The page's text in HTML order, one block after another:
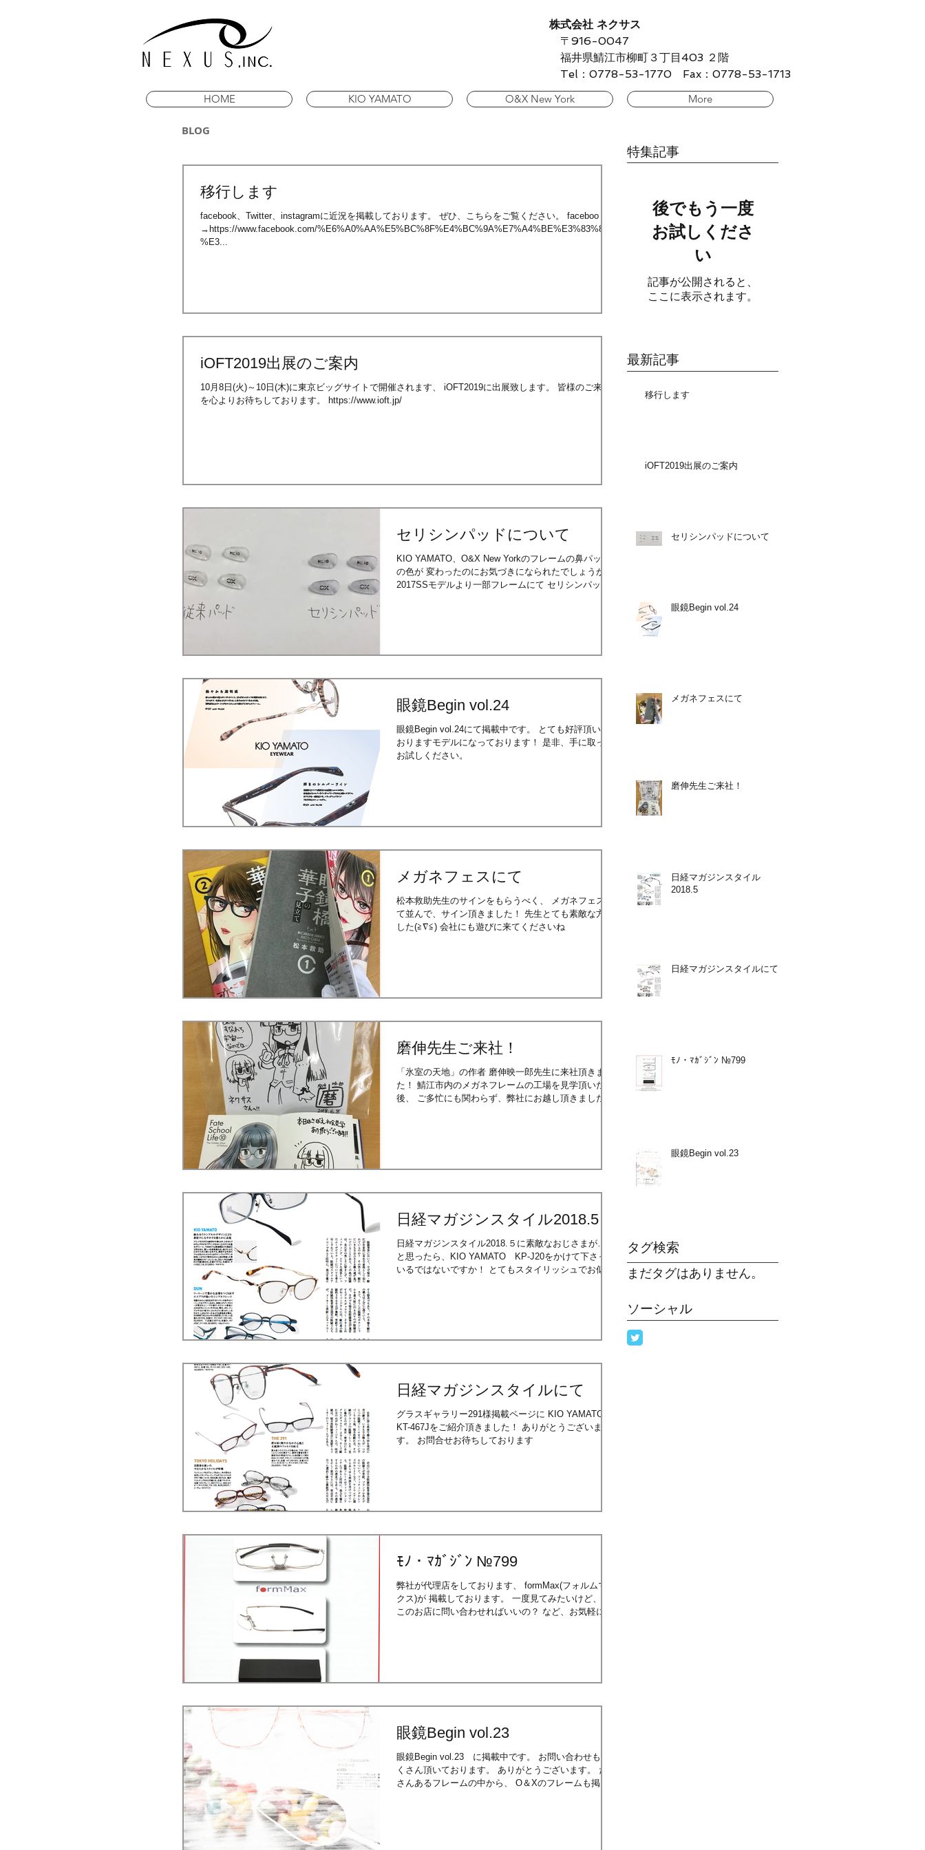
株式会社 ネクサス
〒916-0047
福井県鯖江市柳町３丁目403 ２階
Tel：0778-53-1770 Fax：0778-53-1713
HOME
KIO YAMATO O&X New York More
BLOG
特集記事
移行します
facebook、Twitter、instagramに近況を掲載しております。 ぜひ、こちらをご覧ください。 facebooｋ
→https://www.facebook.com/%E6%A0%AA%E5%BC%8F%E4%BC%9A%E7%A4%BE%E3%83%8D
%E3...
iOFT2019出展のご案内
10月8日(火)～10日(木)に東京ビッグサイトで開催されます、 iOFT2019に出展致します。 皆様のご来場
を心よりお待ちしております。 https://www.ioft.jp/
セリシンパッドについて
KIO YAMATO、O&X New Yorkのフレームの鼻パッド
の色が 変わったのにお気づきになられたでしょうか？
2017SSモデルより一部フレームにて セリシンパッド
眼鏡Begin vol.24
眼鏡Begin vol.24にて掲載中です。 とても好評頂いて
おりますモデルになっております！ 是非、手に取って
お試しください。
メガネフェスにて
松本救助先生のサインをもらうべく、 メガネフェスに
て並んで、サイン頂きました！ 先生とても素敵な方で
した(≧∇≦) 会社にも遊びに来てくださいね
磨伸先生ご来社！
「氷室の天地」の作者 磨伸映一郎先生に来社頂きまし
た！ 鯖江市内のメガネフレームの工場を見学頂いた
後、 ご多忙にも関わらず、弊社にお越し頂きました。
日経マガジンスタイル2018.5
日経マガジンスタイル2018.５に素敵なおじさまが…
と思ったら、KIO YAMATO KP-J20をかけて下さって
いるではないですか！ とてもスタイリッシュでお似合
日経マガジンスタイルにて
グラスギャラリー291様掲載ページに KIO YAMATO
KT-467Jをご紹介頂きました！ ありがとうございま
す。 お問合せお待ちしております
ﾓﾉ・ﾏｶﾞｼﾞﾝ №799
弊社が代理店をしております、 formMax(フォルムマッ
クス)が 掲載しております。 一度見てみたいけど、ど
このお店に問い合わせればいいの？ など、お気軽にお
眼鏡Begin vol.23
眼鏡Begin vol.23 に掲載中です。 お問い合わせもた
くさん頂いております。 ありがとうございます。 たく
さんあるフレームの中から、 O＆Xのフレームも掲載
後でもう一度
お試しくださ
い
記事が公開されると、
ここに表示されます。
最新記事
移行します
iOFT2019出展のご案内
セリシンパッドについて
眼鏡Begin vol.24
メガネフェスにて
磨伸先生ご来社！
日経マガジンスタイル
2018.5
日経マガジンスタイルにて
ﾓﾉ・ﾏｶﾞｼﾞﾝ №799
眼鏡Begin vol.23
タグ検索
まだタグはありません。
ソーシャル